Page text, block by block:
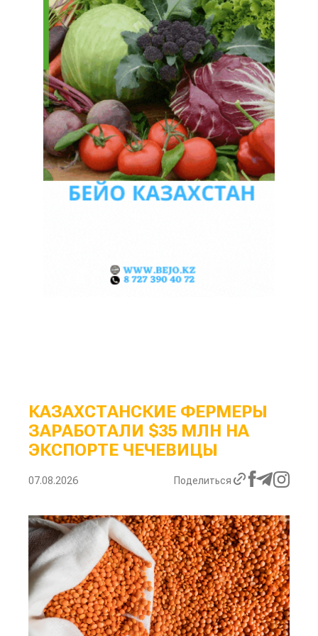
КАЗАХСТАНСКИЕ ФЕРМЕРЫ
ЗАРАБОТАЛИ $35 МЛН НА
ЭКСПОРТЕ ЧЕЧЕВИЦЫ
07.08.2026 Поделиться